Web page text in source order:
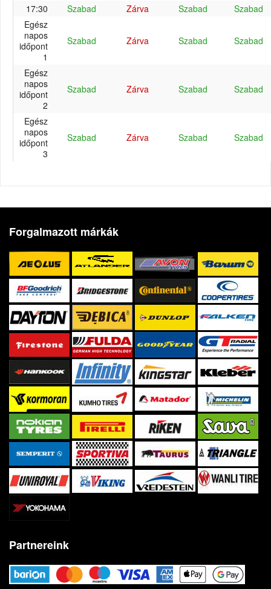
17:30
Szabad Zárva Szabad
Szabad
Egész
napos
időpont
1
Szabad Zárva Szabad Szabad
Egész
napos
időpont
2
Szabad Zárva Szabad Szabad
Egész
napos
időpont
3
Szabad Zárva Szabad Szabad
Forgalmazott márkák
Partnereink